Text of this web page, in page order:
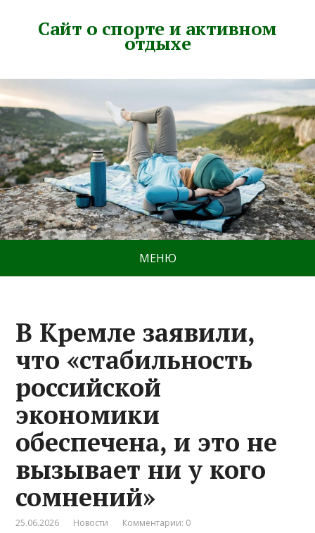
Сайт о спорте и активном
отдыхе
МЕНЮ
В Кремле заявили,
что «стабильность
российской
экономики
обеспечена, и это не
вызывает ни у кого
сомнений»
25.06.2026 Новости Комментарии: 0